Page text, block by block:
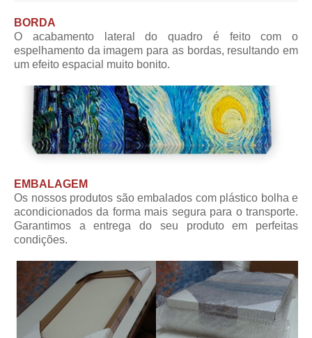
BORDA
O acabamento lateral do quadro é feito com o
espelhamento da imagem para as bordas, resultando em
um efeito espacial muito bonito.
EMBALAGEM
Os nossos produtos são embalados com plástico bolha e
acondicionados da forma mais segura para o transporte.
Garantimos a entrega do seu produto em perfeitas
condições.